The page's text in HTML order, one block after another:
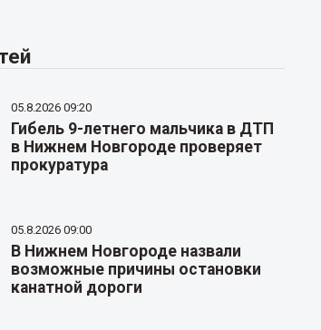
05.8.2026 09:20
Гибель 9-летнего мальчика в ДТП
в Нижнем Новгороде проверяет
прокуратура
05.8.2026 09:00
В Нижнем Новгороде назвали
возможные причины остановки
канатной дороги